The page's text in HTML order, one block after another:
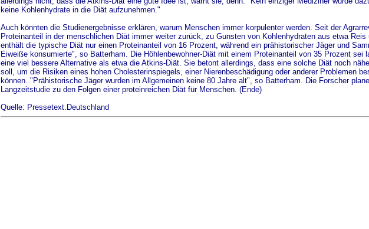
keine Kohlenhydrate in die Diät aufzunehmen."
Auch könnten die Studienergebnisse erklären, warum Menschen immer korpulenter werden. Seit der
Proteinanteil in der menschlichen Diät immer weiter zurück, zu Gunsten von Kohlenhydraten aus etwa
enthält die typische Diät nur einen Proteinanteil von 16 Prozent, während ein prähistorischer Jäger und
Eiweiße konsumierte", so Batterham. Die Höhlenbewohner-Diät mit einem Proteinanteil von 35 Prozent sei
eine viel bessere Alternative als etwa die Atkins-Diät. Sie betont allerdings, dass eine solche Diät noch
soll, um die Risiken eines hohen Cholesterinspiegels, einer Nierenbeschädigung oder anderer Problemen
können. "Prähistorische Jäger wurden im Allgemeinen keine 80 Jahre alt", so Batterham. Die Forscher
Langzeitstudie zu den Folgen einer proteinreichen Diät für Menschen. (Ende)
Quelle: Pressetext.Deutschland